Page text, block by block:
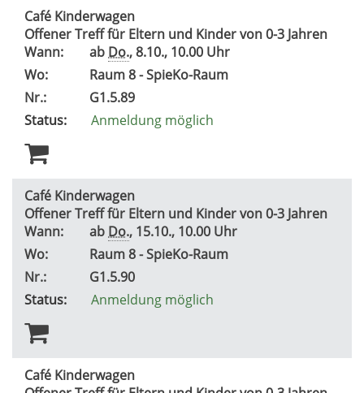
Café Kinderwagen
Offener Treff für Eltern und Kinder von 0-3 Jahren
Wann:
ab Do., 8.10., 10.00 Uhr
Wo:
Raum 8 - SpieKo-Raum
Nr.:
G1.5.89
Status:
Anmeldung möglich
Café Kinderwagen
Offener Treff für Eltern und Kinder von 0-3 Jahren
Wann:
ab Do., 15.10., 10.00 Uhr
Wo:
Raum 8 - SpieKo-Raum
Nr.:
G1.5.90
Status:
Anmeldung möglich
Café Kinderwagen